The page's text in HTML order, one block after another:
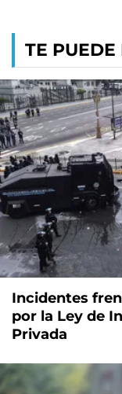
TE PUEDE
Incidentes
por la Ley de
Privada